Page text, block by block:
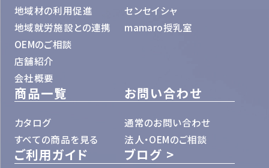
地域材の利用促進
地域就労施設との連携
OEMのご相談
店舗紹介
会社概要
センセイシャ
mamaro授乳室
商品一覧
カタログ
すべての商品を見る
お問い合わせ
通常のお問い合わせ
法人・OEMのご相談
ご利用ガイド
ブログ